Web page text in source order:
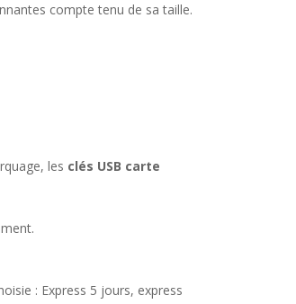
compte tenu de sa taille.
les clés USB carte
: Express 5 jours, express